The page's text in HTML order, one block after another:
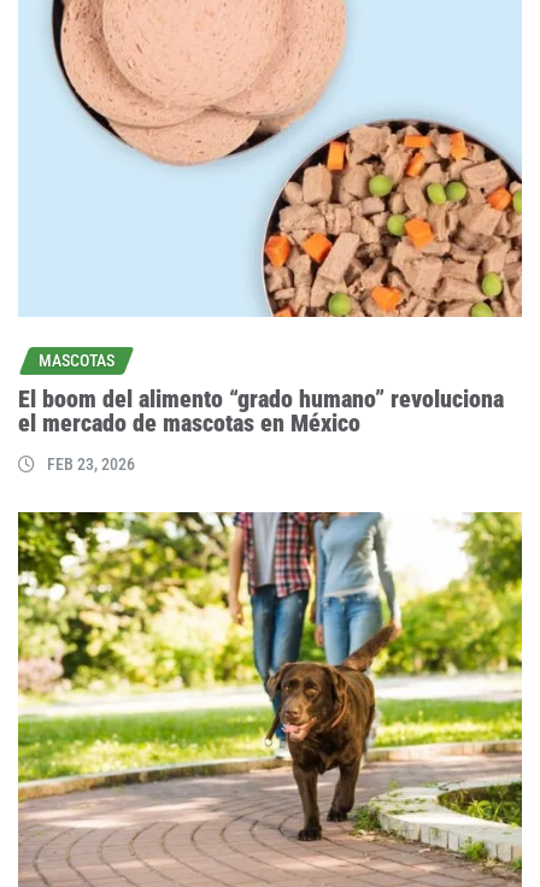
MASCOTAS
El boom del alimento “grado humano” revoluciona
el mercado de mascotas en México
FEB 23, 2026